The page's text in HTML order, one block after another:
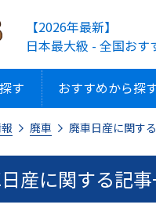
【2026年最新】
日本最大級 - 全国お
す おすすめから探
廃車 廃車日産に関す
産に関する記